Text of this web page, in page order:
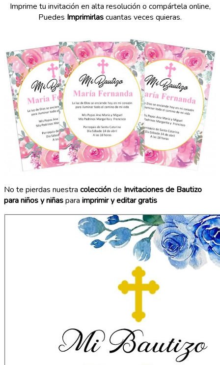
Imprime tu invitación en alta resolución o compártela online,
Puedes Imprimirlascuantas veces quieras.
No te pierdas nuestra colecciónde Invitaciones de Bautizo
para niños y niñaspara imprimir y editar gratis